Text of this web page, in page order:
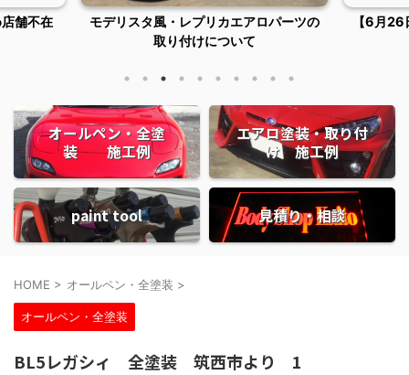
舗不在
モデリスタ風・レプリカエアロパーツの
取り付けについて
【6月
オールペン・全塗
装 施工例
エアロ塗装・取り付
け 施工例
paint tool 見積り・相談
HOME > オールペン・全塗装 >
オールペン・全塗装
BL5レガシィ 全塗装 筑西市より 1